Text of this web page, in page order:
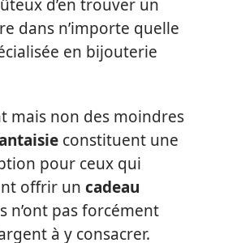
d’en trouver un
dans n’importe quelle
en bijouterie
mais non des moindres
constituent une
pour ceux qui
offrir un cadeau
n’ont pas forcément
à y consacrer.